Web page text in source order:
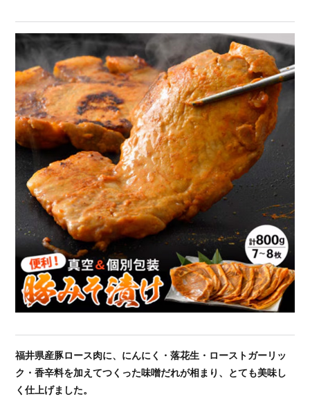
福井県産豚ロース肉に、にんにく・落花生・ローストガーリッ
ク・香辛料を加えてつくった味噌だれが相まり、とても美味し
く仕上げました。